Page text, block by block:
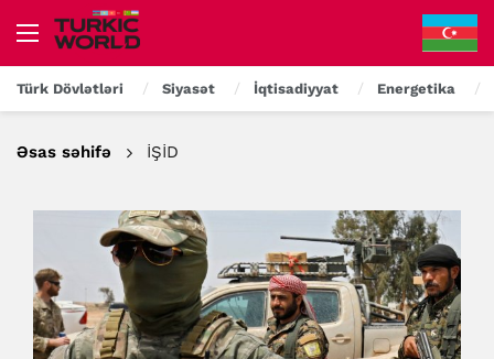
Türk Dövlətləri Siyasət İqtisadiyyat Energetika
Əsas səhifə İŞİD